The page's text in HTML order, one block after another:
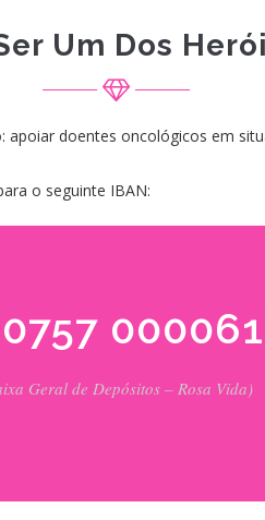
Um Dos
doentes oncológicos em
o seguinte IBAN:
Geral de Depósitos – Rosa Vida)